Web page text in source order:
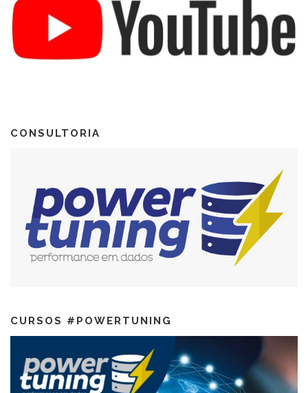
CONSULTORIA
CURSOS #POWERTUNING